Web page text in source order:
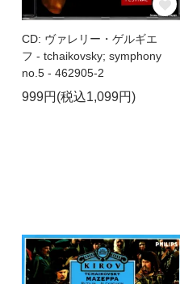
CD: ヴァレリー・ゲルギエ
フ - tchaikovsky; symphony
no.5 - 462905-2
999円(税込1,099円)